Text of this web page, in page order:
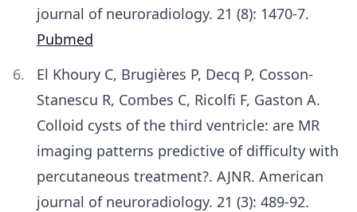
journal of neuroradiology. 21 (8): 1470-7.
Pubmed
El Khoury C, Brugières P, Decq P, Cosson-
Stanescu R, Combes C, Ricolfi F, Gaston A.
Colloid cysts of the third ventricle: are MR
imaging patterns predictive of difficulty with
percutaneous treatment?. AJNR. American
journal of neuroradiology. 21 (3): 489-92.